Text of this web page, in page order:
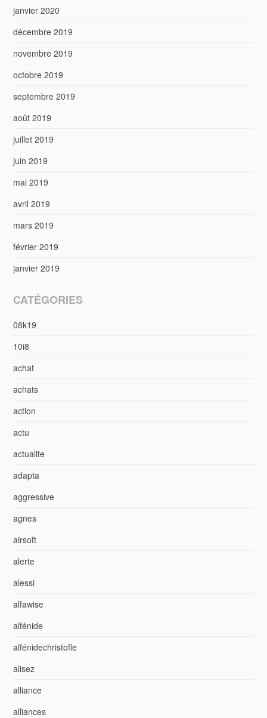
janvier 2020
décembre 2019
novembre 2019
octobre 2019
septembre 2019
août 2019
juillet 2019
juin 2019
mai 2019
avril 2019
mars 2019
février 2019
janvier 2019
CATÉGORIES
08k19
10i8
achat
achats
action
actu
actualite
adapta
aggressive
agnes
airsoft
alerte
alessi
alfawise
alfénide
alfénidechristofle
alisez
alliance
alliances